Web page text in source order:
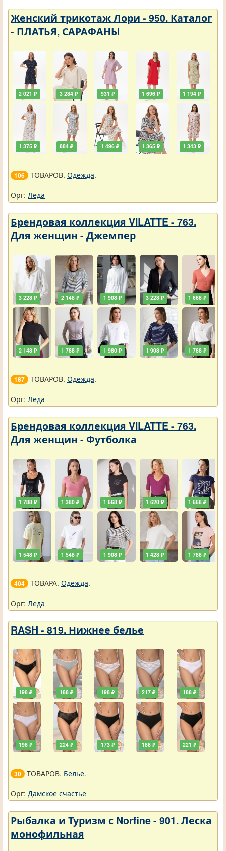
Женский трикотаж Лори - 950. Каталог
- ПЛАТЬЯ, САРАФАНЫ
2 021 ₽
1 375 ₽
3 284 ₽
884 ₽
931 ₽
1 496 ₽
1 696 ₽
1 365 ₽
1 194 ₽
1 343 ₽
106 ТОВАРОВ. Одежда.
Орг: Леда
Брендовая коллекция VILATTE - 763.
Для женщин - Джемпер
3 228 ₽
2 148 ₽
2 148 ₽
1 788 ₽
1 908 ₽
1 980 ₽
3 228 ₽
1 908 ₽
1 668 ₽
1 788 ₽
187 ТОВАРОВ. Одежда.
Орг: Леда
Брендовая коллекция VILATTE - 763.
Для женщин - Футболка
1 788 ₽
1 548 ₽
1 380 ₽
1 548 ₽
1 668 ₽
1 908 ₽
1 620 ₽
1 428 ₽
1 668 ₽
1 788 ₽
404 ТОВАРА. Одежда.
Орг: Леда
RASH - 819. Нижнее белье
198 ₽
198 ₽
188 ₽
224 ₽
198 ₽
173 ₽
217 ₽
188 ₽
188 ₽
221 ₽
30 ТОВАРОВ. Белье.
Орг: Дамское счастье
Рыбалка и Туризм с Norfine - 901. Леска
монофильная